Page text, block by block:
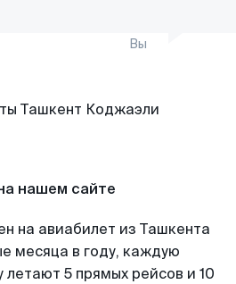
Вы
нашем сайте
на авиабилет из Ташкента
месяца в году, каждую
5 прямых рейсов и 10